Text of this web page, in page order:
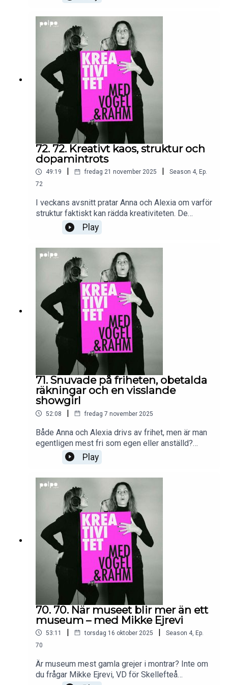
året om.Med: Alexia Rahm & Anna
VogelLjud/klipp: TalkEditProduktionsbolag: Polpo
PlayFölj oss på Instagram: @vogelochrahmVill du
komma i kontakt med oss så maila:
vogelochrahm@gmail.com
72. 72. Kreativt kaos, struktur och
dopamintrots
49:19 fredag 21 november 2025 Season 4, Ep.
72
I veckans avsnitt pratar Anna och Alexia om varför
struktur faktiskt kan rädda kreativiteten. De
utmanar myten om att kaos och spontanitet är det
som behövs för att skapa. De trotsar också
dopaminjakten genom att lyssna på musik som
förr i tiden, från början till slut. En liten hyllning till
hjärnans fokus och till albumet som
konstform.Med: Alexia Rahm & Anna
VogelLjud/klipp: TalkEditProduktionsbolag: Polpo
PlayFölj oss på Instagram: @vogelochrahmVill du
komma i kontakt med oss så maila:
vogelochrahm@gmail.com
Play
71. Snuvade på friheten, obetalda
räkningar och en visslande
showgirl
52:08 | fredag 7 november 2025
Både Anna och Alexia drivs av frihet, men är man
egentligen mest fri som egen eller anställd?
Visst finns det något lockande i gratis kaffe,
kollegor i fikarummet och en IT-tekniker som
finns det egentligen i att ”lyda under ingen” när
naprapatövningarna och räkningarna ändå väntar?I
veckans avsnitt pratar vi om kreativitet i mörkret,
om vardagens små frihetsmyter och om att fylla
på den kreativa brunnen.Anna gör det med
visselkonsert – Alexia med tecknande i sängen.
Play
70. 70. När museet blir mer än ett
museum – med Mikke Ejrevi
53:11 | torsdag 16 oktober 2025 | Season 4, Ep.
70
Är museum mest gamla grejer i montrar? Inte om
du frågar Mikke Ejrevi, VD för Skellefteå